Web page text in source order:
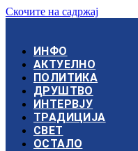
Скочите на садржај
ИНФО
АКТУЕЛНО
ПОЛИТИКА
ДРУШТВО
ИНТЕРВЈУ
ТРАДИЦИЈА
СВЕТ
ОСТАЛО